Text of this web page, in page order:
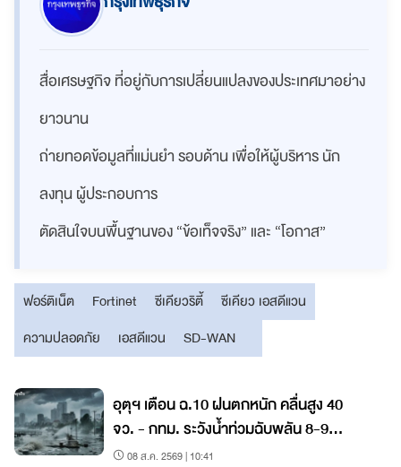
สื่อเศรษฐกิจ ที่อยู่กับการเปลี่ยนแปลงของประเทศมาอย่าง
ยาวนาน
ถ่ายทอดข้อมูลที่แม่นยำ รอบด้าน เพื่อให้ผู้บริหาร นัก
ลงทุน ผู้ประกอบการ
ตัดสินใจบนพื้นฐานของ “ข้อเท็จจริง” และ “โอกาส”
ฟอร์ติเน็ต Fortinet ซีเคียวริตี้
ซีเคียว เอสดีแวน
ความปลอดภัย
เอสดีแวน SD-WAN
อุตุฯ เตือน ฉ.10 ฝนตกหนัก คลื่นสูง 40
จว. - กทม. ระวังน้ำท่วมฉับพลัน 8-9
ส.ค.นี้
08 ส.ค. 2569 | 10:41